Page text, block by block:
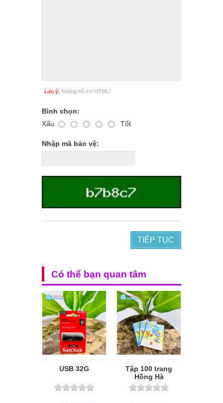
Lưu ý: Không hỗ trợ HTML!
Bình chọn:
Xấu
Tốt
Nhập mã bảo vệ:
TIẾP TỤC
Có thể bạn quan tâm
USB 32G
Tập 100 trang
Hồng Hà